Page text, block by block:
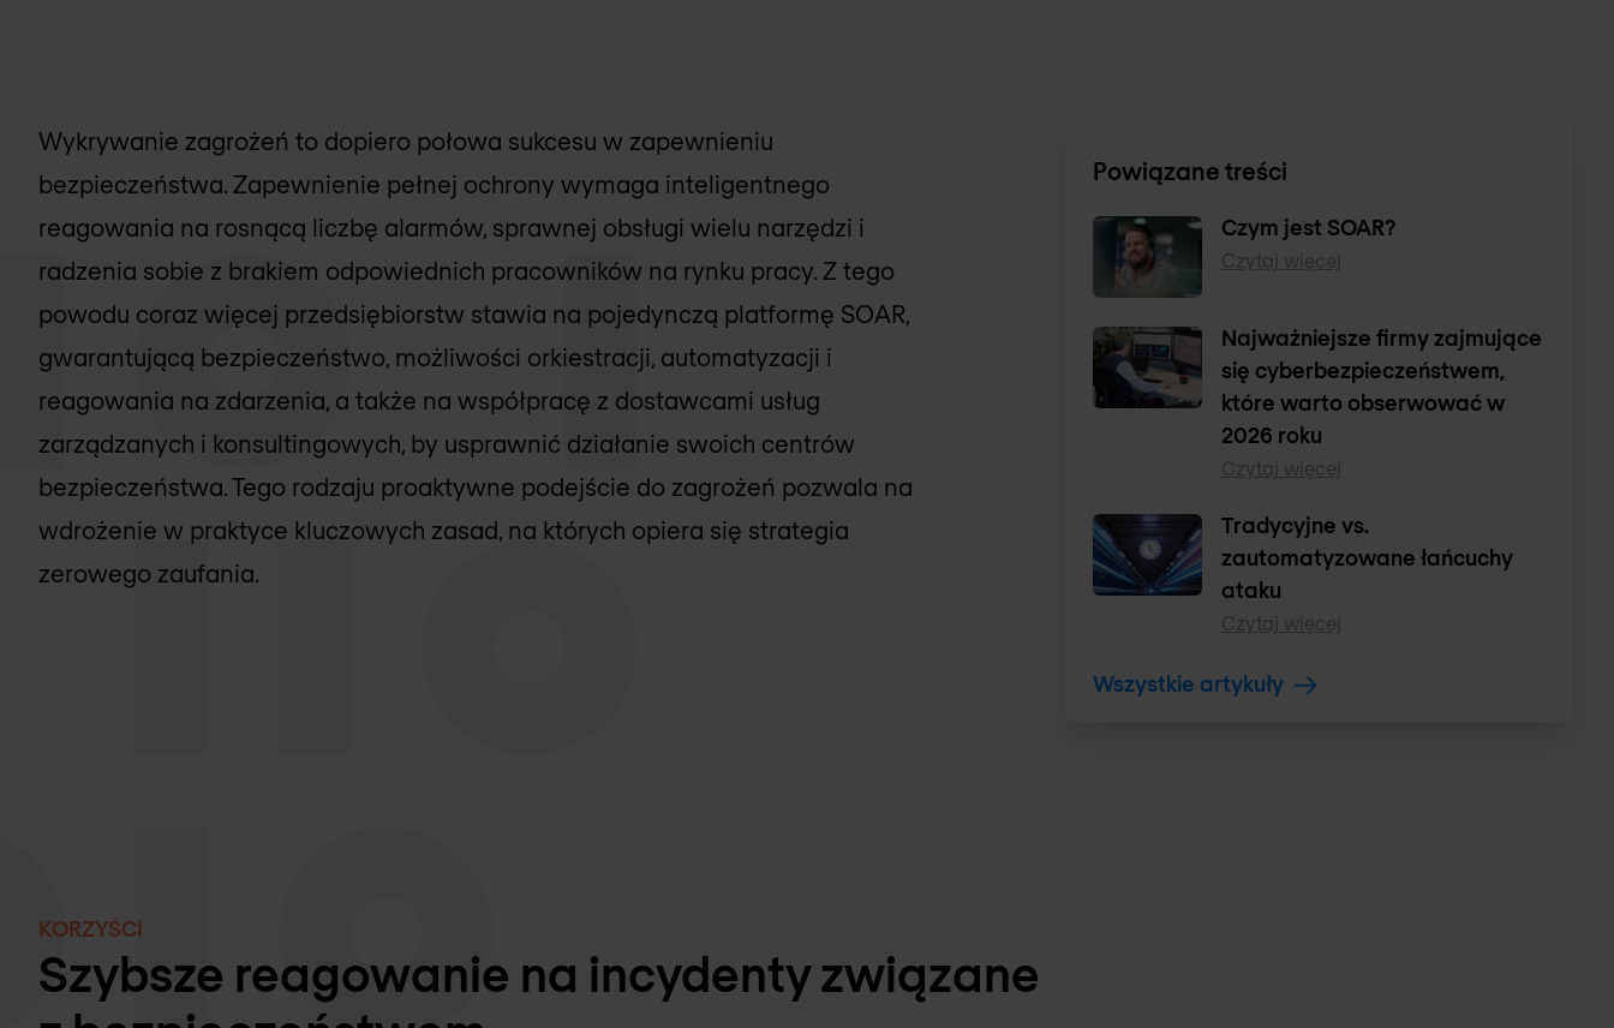
Wykrywanie zagrożeń to dopiero połowa sukcesu w zapewnieniu
bezpieczeństwa. Zapewnienie pełnej ochrony wymaga inteligentnego
reagowania na rosnącą liczbę alarmów, sprawnej obsługi wielu narzędzi i
radzenia sobie z brakiem odpowiednich pracowników na rynku pracy. Z tego
powodu coraz więcej przedsiębiorstw stawia na pojedynczą platformę SOAR,
gwarantującą bezpieczeństwo, możliwości orkiestracji, automatyzacji i
reagowania na zdarzenia, a także na współpracę z dostawcami usług
zarządzanych i konsultingowych, by usprawnić działanie swoich centrów
bezpieczeństwa. Tego rodzaju proaktywne podejście do zagrożeń pozwala na
wdrożenie w praktyce kluczowych zasad, na których opiera się strategia
zerowego zaufania.
Powiązane treści
Czym jest SOAR?
Czytaj więcej
Najważniejsze firmy zajmujące
się cyberbezpieczeństwem,
które warto obserwować w
2026 roku
Czytaj więcej
Tradycyjne vs.
zautomatyzowane łańcuchy
ataku
Czytaj więcej
Wszystkie artykuły
KORZYŚCI
Szybsze reagowanie na incydenty związane